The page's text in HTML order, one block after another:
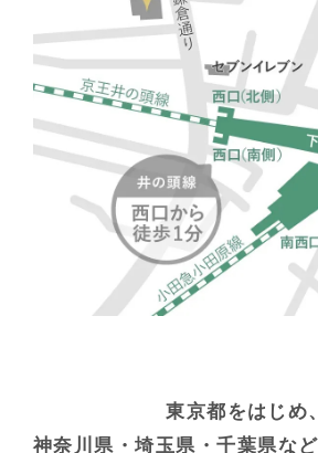
東京都をはじめ、
神奈川県・埼玉県・千葉県な